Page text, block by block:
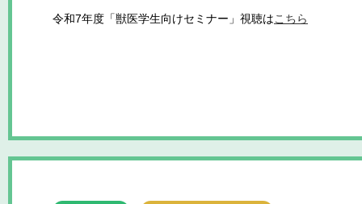
令和7年度「獣医学生向けセミナー」視聴はこちら